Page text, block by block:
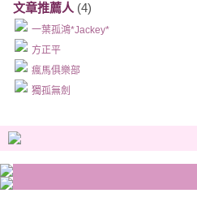
文章推薦人 (4)
一葉孤鴻*Jackey*
方正平
瘋馬俱樂部
獨孤無劍